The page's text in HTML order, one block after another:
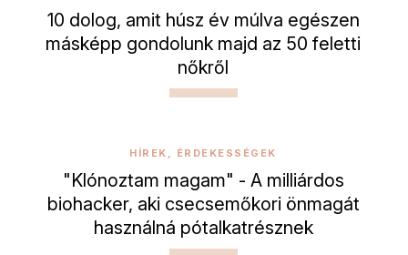
10 dolog, amit húsz év múlva egészen
másképp gondolunk majd az 50 feletti
nőkről
HÍREK, ÉRDEKESSÉGEK
"Klónoztam magam" - A milliárdos
biohacker, aki csecsemőkori önmagát
használná pótalkatrésznek